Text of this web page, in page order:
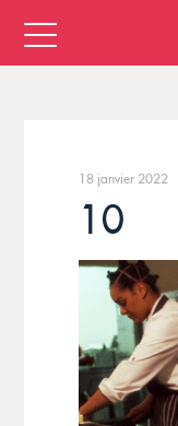
18 janvier 2022
10